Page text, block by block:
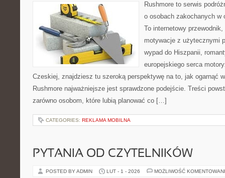
Rushmore to serwis
o osobach zakochanych w
To internetowy
motywacje z użytecznymi
wypad do Hiszpanii,
europejskiego serca
Czeskiej, znajdziesz tu szeroką perspektywę na to, jak ogarnąć
Rushmore najważniejsze jest sprawdzone podejście. Treści
zarówno osobom, które lubią planować co […]
CATEGORIES: REKLAMA MOBILNA
PYTANIA OD CZYTELNIKÓW
POSTED BY ADMIN LUT - 1 - 2026 MOŻLIWOŚĆ